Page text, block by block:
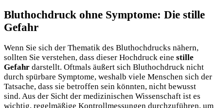
Bluthochdruck ohne Symptome: Die stille
Gefahr
Wenn Sie sich der Thematik des Bluthochdrucks nähern,
sollten Sie verstehen, dass dieser Hochdruck eine stille
Gefahr darstellt. Oftmals äußert sich Bluthochdruck nicht
durch spürbare Symptome, weshalb viele Menschen sich der
Tatsache, dass sie betroffen sein könnten, nicht bewusst
sind. Aus der Sicht der medizinischen Wissenschaft ist es
wichtig, regelmäßige Kontrollmessungen durchzuführen, um